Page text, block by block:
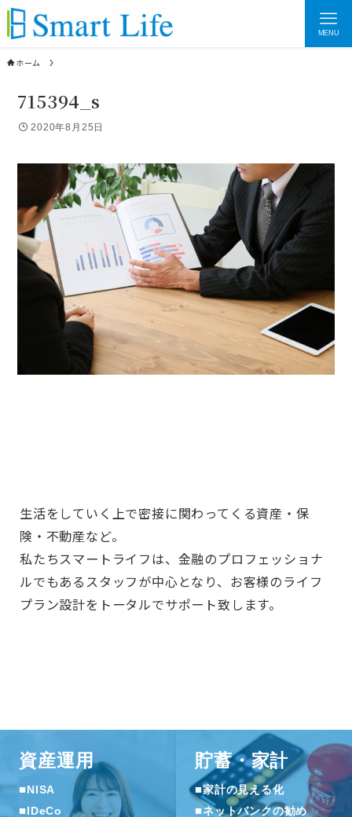
MENU
ホーム
715394_s
2020年8月25日
生活をしていく上で密接に関わってくる資産・保
険・不動産など。
私たちスマートライフは、金融のプロフェッショナ
ルでもあるスタッフが中心となり、お客様のライフ
プラン設計をトータルでサポート致します。
資産運用
■NISA
■IDeCo
貯蓄・家計
■家計の見える化
■ネットバンクの勧め